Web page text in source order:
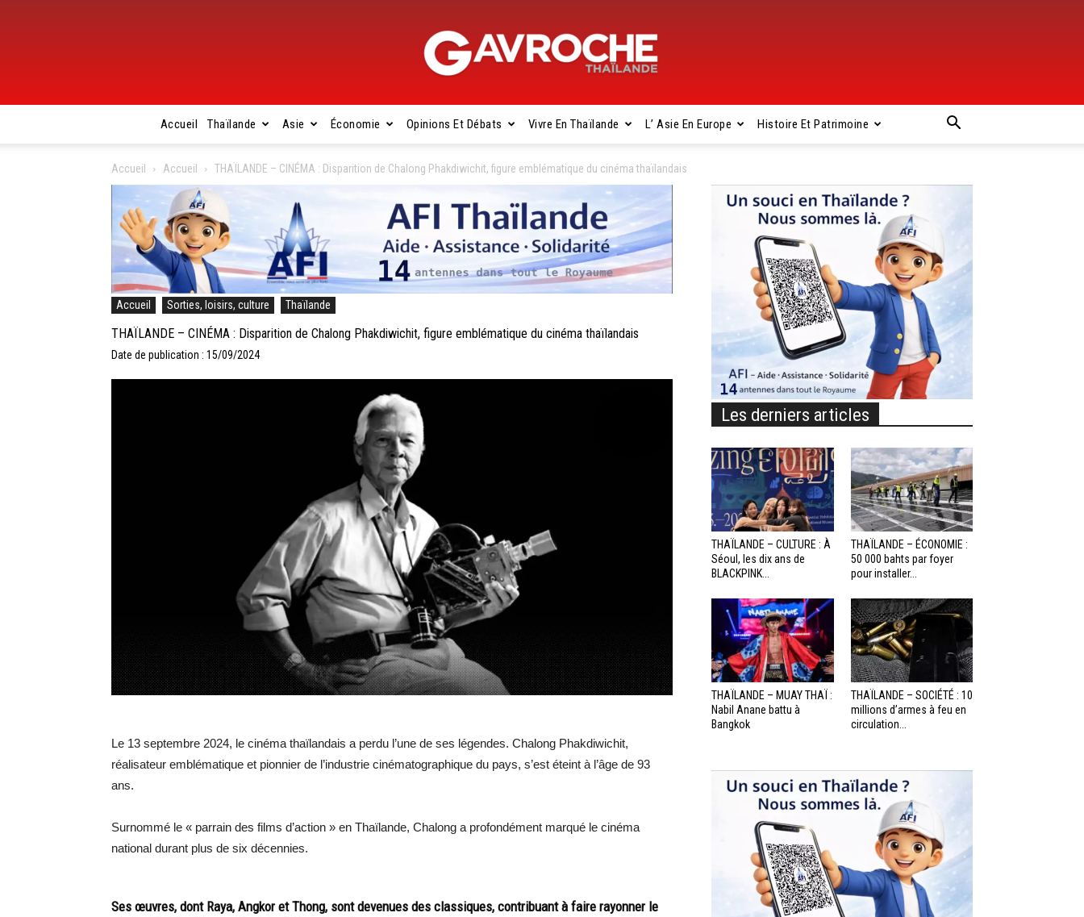
Gavroche
Thaïlande
Accueil Thaïlande Asie Économie Opinions Et Débats Vivre En Thaïlande L’ Asie En Europe Histoire Et Patrimoine
Accueil Accueil THAÏLANDE – CINÉMA : Disparition de Chalong Phakdiwichit, figure emblématique du cinéma thaïlandais
Accueil Sorties, loisirs, culture Thaïlande
THAÏLANDE – CINÉMA : Disparition de Chalong Phakdiwichit, figure emblématique du cinéma thaïlandais
Date de publication : 15/09/2024
Le 13 septembre 2024, le cinéma thaïlandais a perdu l’une de ses légendes. Chalong Phakdiwichit,
réalisateur emblématique et pionnier de l’industrie cinématographique du pays, s’est éteint à l’âge de 93
ans.
Surnommé le « parrain des films d’action » en Thaïlande, Chalong a profondément marqué le cinéma
national durant plus de six décennies.
Ses œuvres, dont Raya, Angkor et Thong, sont devenues des classiques, contribuant à faire rayonner le
Les derniers articles
THAÏLANDE – CULTURE : À
Séoul, les dix ans de
BLACKPINK...
THAÏLANDE – ÉCONOMIE :
50 000 bahts par foyer
pour installer...
THAÏLANDE – MUAY THAÏ :
Nabil Anane battu à
Bangkok
THAÏLANDE – SOCIÉTÉ : 10
millions d’armes à feu en
circulation...